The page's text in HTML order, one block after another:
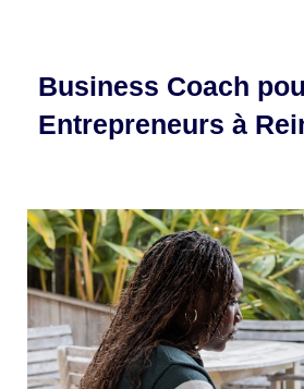
Business Coach
Entrepreneurs à